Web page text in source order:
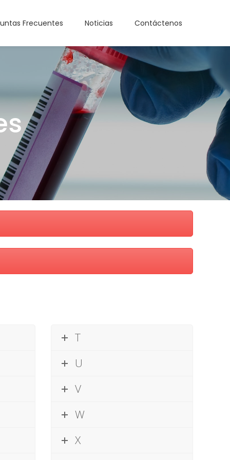
Frecuentes Noticias Contáctenos
T
U
V
W
X